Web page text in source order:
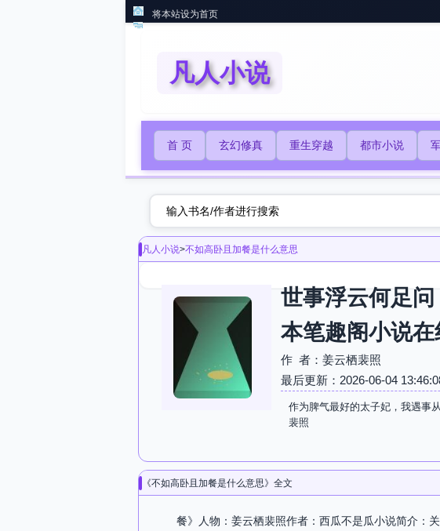
将本站设为首页
凡人小说
首 页 玄幻修真 重生穿越 都市小说
凡人小说>不如高卧且加餐是什么意思
世事浮云何足
本笔趣阁小说
作 者：姜云栖裴照
最后更新：2026-06-04
作为脾气最好的太子妃，我遇事
裴照
《不如高卧且加餐是什么意思》全文
餐》人物：姜云栖裴照作者：西瓜不是瓜小说简介